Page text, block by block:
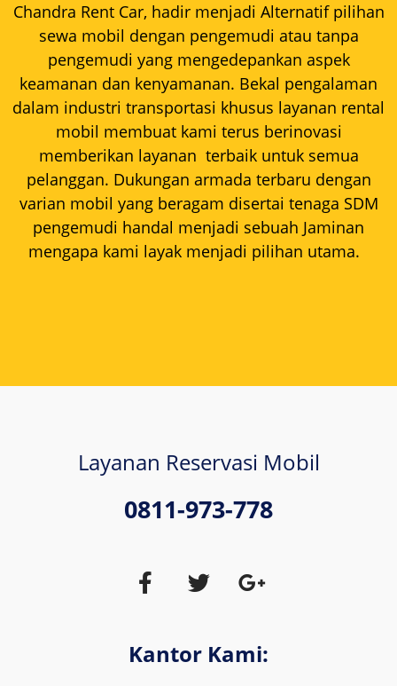
Chandra Rent Car, hadir menjadi Alternatif pilihan
sewa mobil dengan pengemudi atau tanpa
pengemudi yang mengedepankan aspek
keamanan dan kenyamanan. Bekal pengalaman
dalam industri transportasi khusus layanan rental
mobil membuat kami terus berinovasi
memberikan layanan terbaik untuk semua
pelanggan. Dukungan armada terbaru dengan
varian mobil yang beragam disertai tenaga SDM
pengemudi handal menjadi sebuah Jaminan
mengapa kami layak menjadi pilihan utama.
Layanan Reservasi Mobil
0811-973-778
Kantor Kami: